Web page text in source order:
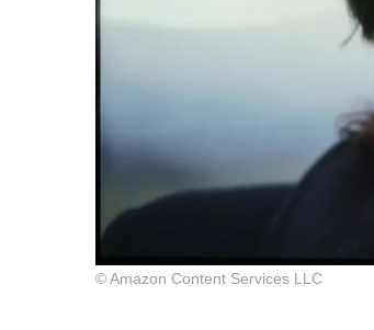
© Amazon Content Services LLC